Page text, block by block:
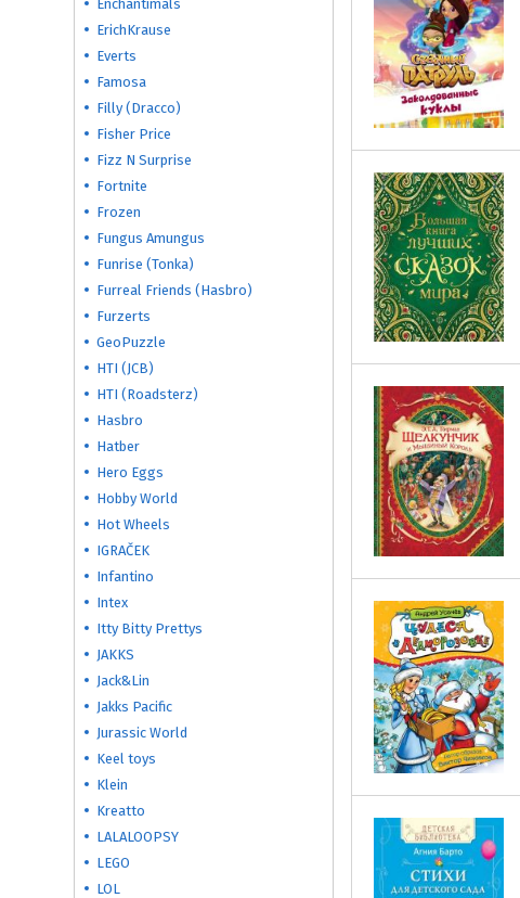
Enchantimals
ErichKrause
Everts
Famosa
Filly (Dracco)
Fisher Price
Fizz N Surprise
Fortnite
Frozen
Fungus Amungus
Funrise (Tonka)
Furreal Friends (Hasbro)
Furzerts
GeoPuzzle
HTI (JCB)
HTI (Roadsterz)
Hasbro
Hatber
Hero Eggs
Hobby World
Hot Wheels
IGRAČEK
Infantino
Intex
Itty Bitty Prettys
JAKKS
Jack&Lin
Jakks Pacific
Jurassic World
Keel toys
Klein
Kreatto
LALALOOPSY
LEGO
LOL